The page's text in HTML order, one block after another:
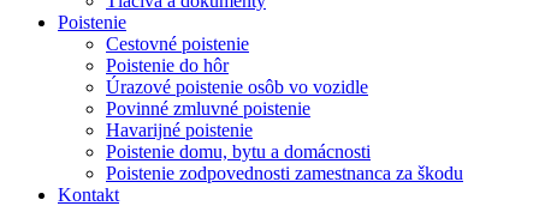
Poistenie
Cestovné poistenie
Poistenie do hôr
Úrazové poistenie osôb vo vozidle
Povinné zmluvné poistenie
Havarijné poistenie
Poistenie domu, bytu a domácnosti
Poistenie zodpovednosti zamestnanca za škodu
Kontakt